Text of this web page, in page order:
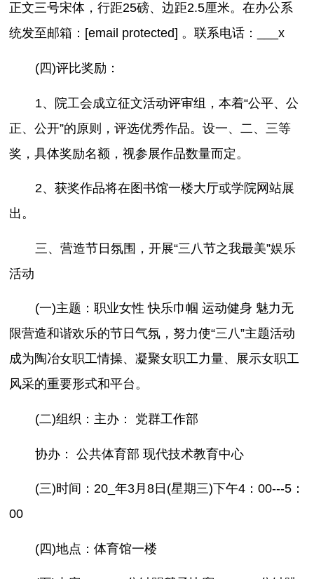
正文三号宋体，行距25磅、边距2.5厘米。在办公系
统发至邮箱：[email protected] 。联系电话：___x
(四)评比奖励：
1、院工会成立征文活动评审组，本着“公平、公
正、公开”的原则，评选优秀作品。设一、二、三等
奖，具体奖励名额，视参展作品数量而定。
2、获奖作品将在图书馆一楼大厅或学院网站展
出。
三、营造节日氛围，开展“三八节之我最美”娱乐
活动
(一)主题：职业女性 快乐巾帼 运动健身 魅力无
限营造和谐欢乐的节日气氛，努力使“三八”主题活动
成为陶冶女职工情操、凝聚女职工力量、展示女职工
风采的重要形式和平台。
(二)组织：主办： 党群工作部
协办： 公共体育部 现代技术教育中心
(三)时间：20_年3月8日(星期三)下午4：00---5：
00
(四)地点：体育馆一楼